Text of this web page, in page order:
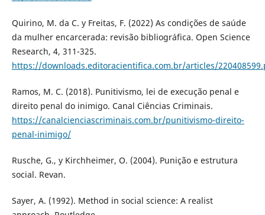
Quirino, M. da C. y Freitas, F. (2022) As condições de saúde
da mulher encarcerada: revisão bibliográfica. Open Science
Research, 4, 311-325.
https://downloads.editoracientifica.com.br/articles/
Ramos, M. C. (2018). Punitivismo, lei de execução penal e
direito penal do inimigo. Canal Ciências Criminais.
https://canalcienciascriminais.com.br/punitivismo-direito-
penal-inimigo/
Rusche, G., y Kirchheimer, O. (2004). Punição e estrutura
social. Revan.
Sayer, A. (1992). Method in social science: A realist